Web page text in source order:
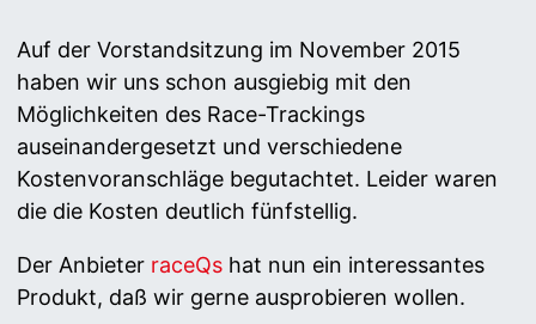
Auf der Vorstandsitzung im November 2015
haben wir uns schon ausgiebig mit den
Möglichkeiten des Race-Trackings
auseinandergesetzt und verschiedene
Kostenvoranschläge begutachtet. Leider waren
die die Kosten deutlich fünfstellig.
Der Anbieter raceQshat nun ein interessantes
Produkt, daß wir gerne ausprobieren wollen.